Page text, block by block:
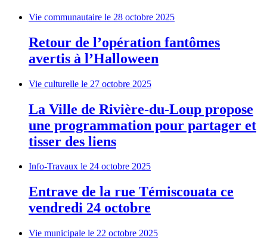
Vie communautaire le 28 octobre 2025
Retour de l’opération fantômes
avertis à l’Halloween
Vie culturelle le 27 octobre 2025
La Ville de Rivière-du-Loup propose
une programmation pour partager et
tisser des liens
Info-Travaux le 24 octobre 2025
Entrave de la rue Témiscouata ce
vendredi 24 octobre
Vie municipale le 22 octobre 2025